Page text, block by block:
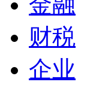
财税
企业